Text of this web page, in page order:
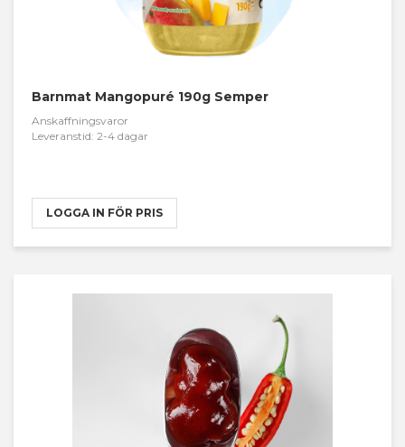
Barnmat Mangopuré 190g Semper
Anskaffningsvaror
Leveranstid: 2-4 dagar
LOGGA IN FÖR PRIS